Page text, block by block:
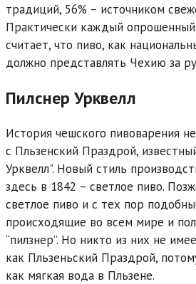
традиций, 56% – источником
Практически каждый опрошенный
считает, что пиво, как
должно представлять Чехию за
Пилснер Урквелл
История чешского пивоварения
с Пльзенский Праздрой,
Урквелл". Новый стиль
здесь в 1842 – светлое пиво.
светлое пиво и с тех пор
происходящие во всем мире и
“пилзнер”. Но никто из них не
как Пльзеньский Праздрой,
как мягкая вода в Пльзене.